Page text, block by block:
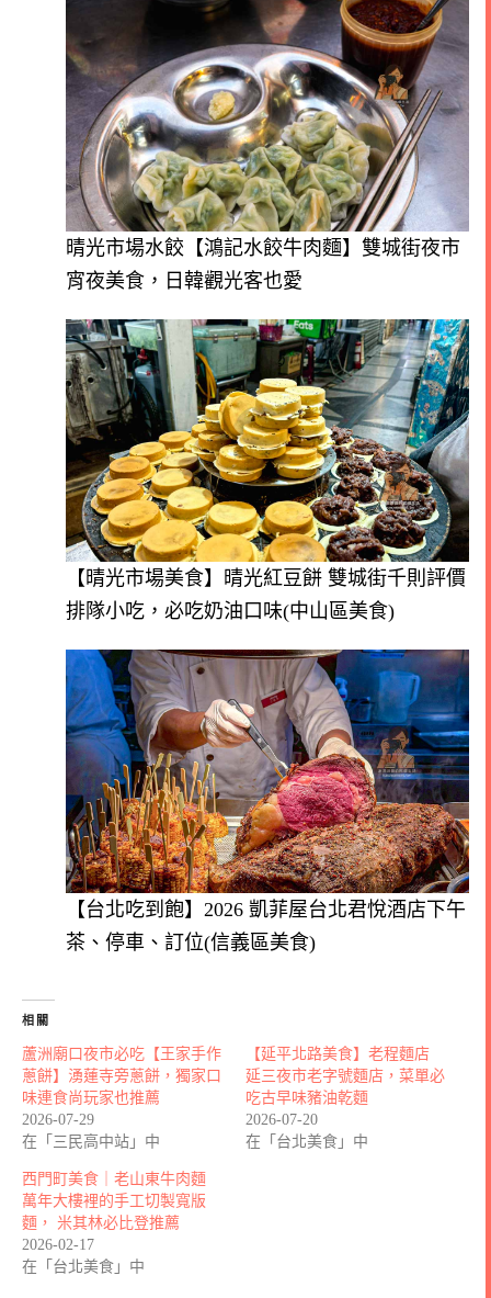
晴光市場水餃【鴻記水餃牛肉麵】雙城街夜市
宵夜美食，日韓觀光客也愛
【晴光市場美食】晴光紅豆餅 雙城街千則評價
排隊小吃，必吃奶油口味(中山區美食)
【台北吃到飽】2026 凱菲屋台北君悅酒店下午
茶、停車、訂位(信義區美食)
相關
蘆洲廟口夜市必吃【王家手作
蔥餅】湧蓮寺旁蔥餅，獨家口
味連食尚玩家也推薦
2026-07-29
在「三民高中站」中
【延平北路美食】老程麵店
延三夜市老字號麵店，菜單必
吃古早味豬油乾麵
2026-07-20
在「台北美食」中
西門町美食｜老山東牛肉麵
萬年大樓裡的手工切製寬版
麵， 米其林必比登推薦
2026-02-17
在「台北美食」中